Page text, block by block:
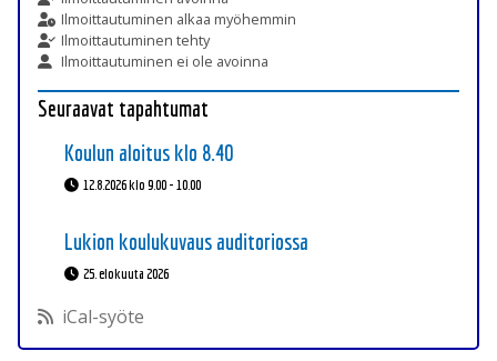
Ilmoittautuminen alkaa myöhemmin
Ilmoittautuminen tehty
Ilmoittautuminen ei ole avoinna
Seuraavat tapahtumat
Koulun aloitus klo 8.40
12.8.2026 klo 9.00 - 10.00
Lukion koulukuvaus auditoriossa
25. elokuuta 2026
iCal-syöte